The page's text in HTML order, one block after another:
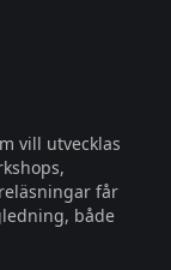
vill utvecklas
får
både